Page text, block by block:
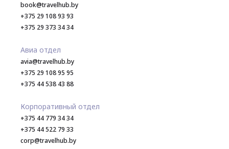
book@travelhub.by
+375 29 108 93 93
+375 29 373 34 34
Авиа отдел
avia@travelhub.by
+375 29 108 95 95
+375 44 538 43 88
Корпоративный отдел
+375 44 779 34 34
+375 44 522 79 33
corp@travelhub.by